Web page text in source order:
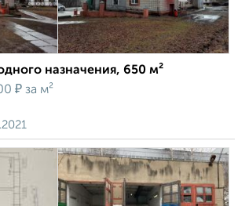
назначения, 650 м²
₽ за м²